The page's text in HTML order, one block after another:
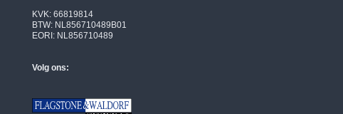
KVK: 66819814
BTW: NL856710489B01
EORI: NL856710489
Volg ons: